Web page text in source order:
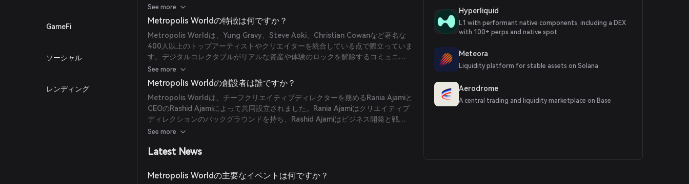
GameFi
ソーシャル
レンディング
入、販売、取引が可能です。プラットフォームのネイティブトークンである
$CLAYは、エコシステムを推進するデジタル通貨として機能し、ステーキング、
ガバナンス、マーケットプレイス内の取引を可能にします。
See more
Metropolis Worldの特徴は何ですか？
Metropolis Worldは、Yung Gravy、Steve Aoki、Christian Cowanなど著名な
400人以上のトップアーティストやクリエイターを統合している点で際立っていま
す。デジタルコレクタブルがリアルな資産や体験のロックを解除するコミュニテ
ィ主導のデジタルユニバースとゲーム化されたマーケットプレイスを提供しま
す。加えて、Web2およびWeb3オーディエンス向けに大手企業やブランドが利用
するホワイトラベルSaaSソリューションも提供しています。
See more
Metropolis Worldの創設者は誰ですか？
Metropolis Worldは、チーフクリエイティブディレクターを務めるRania Ajamiと
CEOのRashid Ajamiによって共同設立されました。Rania Ajamiはクリエイティブ
ディレクションのバックグラウンドを持ち、Rashid Ajamiはビジネス開発と戦略
計画の専門知識を提供しています。
See more
Latest News
Metropolis Worldの主要なイベントは何ですか？
Hyperliquid
L1 with performant native components, including a DEX
with 100+ perps and native spot.
Meteora
Liquidity platform for stable assets on Solana
Aerodrome
A central trading and liquidity marketplace on Base